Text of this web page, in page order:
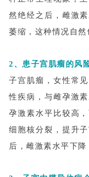
然绝经之后，雌激
萎缩，这种情况自然
2、患子宫肌瘤的风
子宫肌瘤，女性常
性疾病，与雌孕激
孕激素水平比较高
细胞核分裂，提升
后，雌激素水平下降